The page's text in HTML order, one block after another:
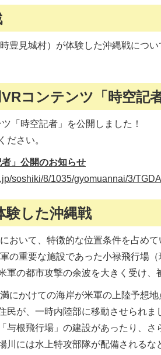
豊見城村）が体験した沖縄戦につ
コンテンツ「時空記者
「時空記者」を公開しました！
ださい。
」公開のお知らせ
soshiki/8/1035/gyomuannai/3/
験した沖縄戦
おいて、特徴的な位置条件を占めて
の重要な施設であった小禄飛行場
軍の都市攻撃の余波を大きく受け、
にかけての海岸が米軍の上陸予想地
民が、一時内陸部に移動させられま
与根飛行場」の建設があったり、さ
川には水上特攻部隊が配備されるな